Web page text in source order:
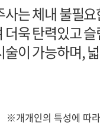
사는 체내 불필
더욱 탄력있고
술이 가능하며,
※개개인의 특성에 따